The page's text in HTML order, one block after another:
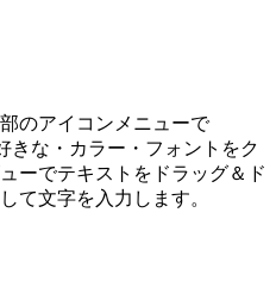
のアイコンメニューで
きな・カラー・フォントをク
ーでテキストをドラッグ＆ド
て文字を入力します。